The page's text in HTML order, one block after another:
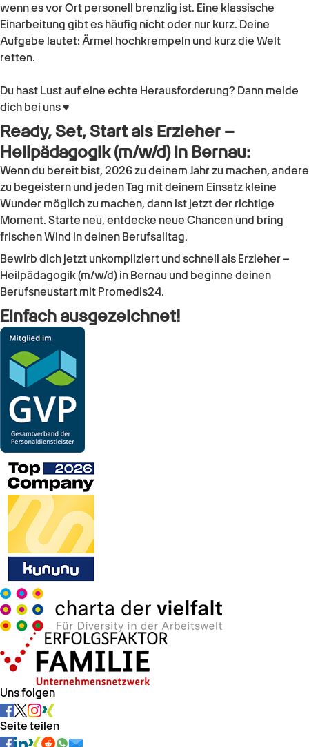
wenn es vor Ort personell brenzlig ist. Eine klassische
Einarbeitung gibt es häufig nicht oder nur kurz. Deine
Aufgabe lautet: Ärmel hochkrempeln und kurz die Welt
retten.
Du hast Lust auf eine echte Herausforderung? Dann melde
dich bei uns ♥
Ready, Set, Start als Erzieher –
Heilpädagogik (m/w/d) in Bernau:
Wenn du bereit bist, 2026 zu deinem Jahr zu machen, andere
zu begeistern und jeden Tag mit deinem Einsatz kleine
Wunder möglich zu machen, dann ist jetzt der richtige
Moment. Starte neu, entdecke neue Chancen und bring
frischen Wind in deinen Berufsalltag.
Bewirb dich jetzt unkompliziert und schnell als Erzieher –
Heilpädagogik (m/w/d) in Bernau und beginne deinen
Berufsneustart mit Promedis24.
Einfach ausgezeichnet!
Uns folgen
Seite teilen